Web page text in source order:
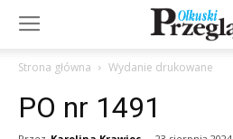
Strona główna Wydanie drukowane
PO nr 1491